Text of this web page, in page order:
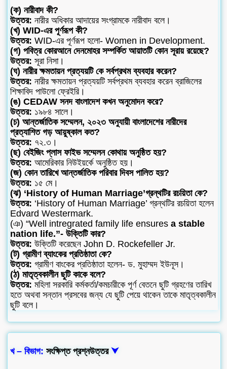
(ক) নারীবাদ কী?
উত্তর: নারীর অধিকার আদায়ের সংগ্রামকে নারীবাদ বলে।
(খ) WID-এর পূর্ণরূপ কী?
উত্তর: WID-এর পূর্ণরূপ হলো- Women in Development.
(গ) পবিত্র কোরআনে দেনমোহর সম্পর্কিত আয়াতটি কোন সূরায় রয়েছে?
উত্তর: সূরা নিসা।
(ঘ) নারীর ক্ষমতায়ন প্রত্যয়টি কে সর্বপ্রথম ব্যবহার করেন?
উত্তর: নারীর ক্ষমতায়ন প্রত্যয়টি সর্বপ্রথম ব্যবহার করেন ব্রাজিলের
শিক্ষাবিদ পাউলো ফ্রেইরি।
(ঙ) CEDAW সনদ বাংলাদেশ কখন অনুমোদন করে?
উত্তর: ১৯৮৪ সালে।
(চ) আন্তর্জাতিক সম্মেলন, ২০২৩ অনুযায়ী বাংলাদেশের নারীদের
প্রত্যাশিত গড় আয়ুষ্কাল কত?
উত্তর: ৭২.৩।
(ছ) বেইজিং প্লাস ফাইভ সম্মেলন কোথায় অনুষ্ঠিত হয়?
উত্তর: আমেরিকার নিউইয়র্কে অনুষ্ঠিত হয়।
(জ) কোন তারিখে আন্তর্জাতিক পরিবার দিবস পালিত হয়?
উত্তর: ১৫ মে।
(ঝ) ‘History of Human Marriage’গ্রন্থটির রচয়িতা কে?
উত্তর: ‘History of Human Marriage’ গ্রন্থটির রচয়িতা হলেন
Edvard Westermark.
(ঞ) “Well intregrated family life ensures a stable
nation life.”- উক্তিটি কার?
উত্তর: উক্তিটি করেছেন John D. Rockefeller Jr.
(ট) গ্রামীণ ব্যাংকের প্রতিষ্ঠাতা কে?
উত্তর: গ্রামীণ বাংকের প্রতিষ্ঠাতা হলেন- ড. মুহাম্মদ ইউনূস।
(ঠ) মাতৃত্বকালীন ছুটি কাকে বলে?
উত্তর: মহিলা সরকারি কর্মকর্তা/কমচারীকে পূর্ণ বেতনে ছুটি গ্রহণের তারিখ
হতে অথবা সন্তান প্রসবের জন্য যে ছুটি পেয়ে থাকেন তাকে মাতৃত্বকালীন
ছুটি বলে।
খ – বিভাগ: সংক্ষিপ্ত প্রশ্নউত্তর ⮟